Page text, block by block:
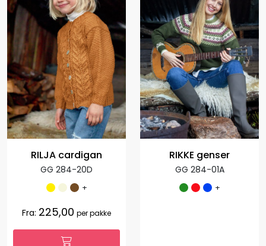
RILJA cardigan
GG 284-20D
+
Fra: 225,00 per pakke
RIKKE genser
GG 284-01A
+